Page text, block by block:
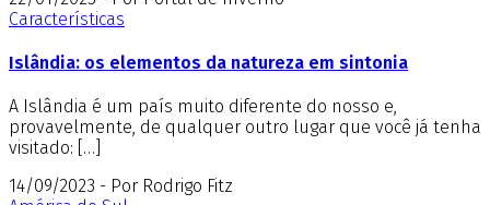
Características
Islândia: os elementos da natureza em sintonia
A Islândia é um país muito diferente do nosso e,
provavelmente, de qualquer outro lugar que você já tenha
visitado: […]
14/09/2023 - Por Rodrigo Fitz